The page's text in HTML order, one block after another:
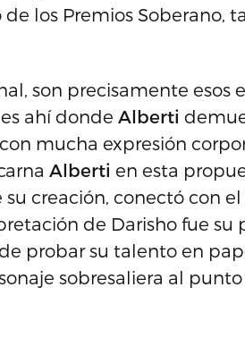
los Premios Soberano,
son precisamente esos
ahí donde Alberti
mucha expresión
Alberti en esta
creación, conectó con
de Darisho fue su
probar su talento en
sobresaliera al